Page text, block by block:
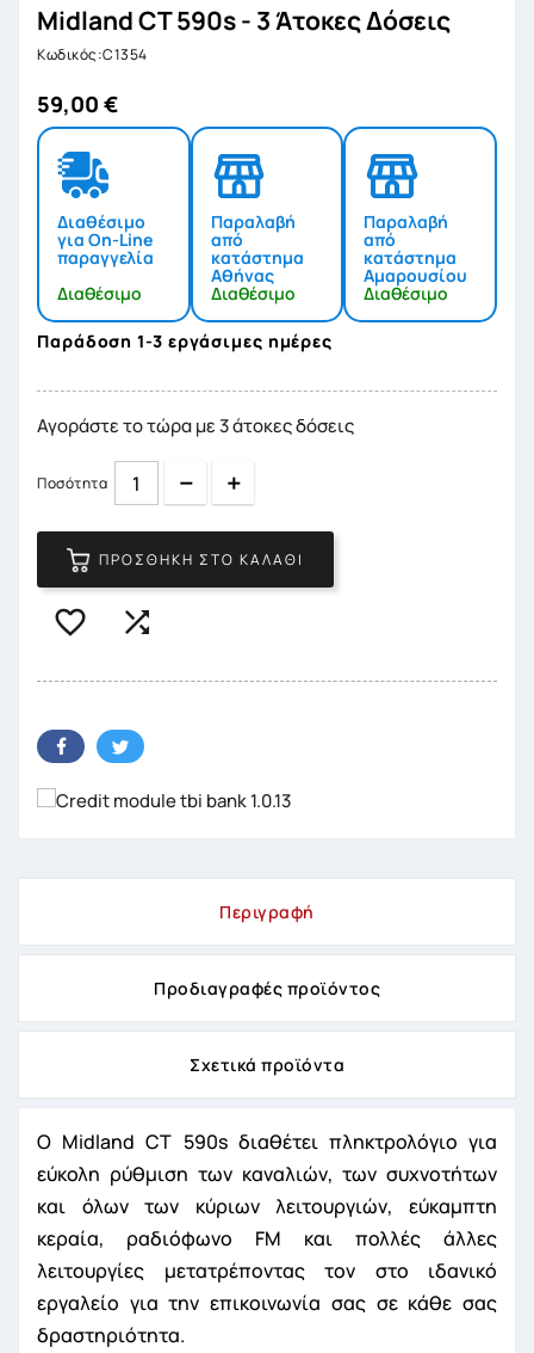
Midland CT 590s - 3 Άτοκες Δόσεις
Κωδικός:C1354
59,00 €
Διαθέσιμο
για On-Line
παραγγελία
Διαθέσιμο
Παραλαβή
από
κατάστημα
Αθήνας
Διαθέσιμο
Παραλαβή
από
κατάστημα
Αμαρουσίου
Διαθέσιμο
Παράδοση 1-3 εργάσιμες ημέρες
Αγοράστε το τώρα με 3 άτοκες δόσεις
Ποσότητα Quantity
ΠΡΟΣΘΉΚΗ ΣΤΟ ΚΑΛΆΘΙ
 
Περιγραφή
Προδιαγραφές προϊόντος
Σχετικά προϊόντα
Ο Midland CT 590s διαθέτει πληκτρολόγιο για
εύκολη ρύθμιση των καναλιών, των συχνοτήτων
και όλων των κύριων λειτουργιών, εύκαμπτη
κεραία, ραδιόφωνο FΜ και πολλές άλλες
λειτουργίες μετατρέποντας τον στο ιδανικό
εργαλείο για την επικοινωνία σας σε κάθε σας
δραστηριότητα.